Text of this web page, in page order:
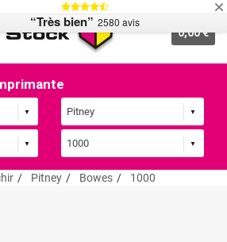
0,00 €
Pitney Bowes 1000
“Très bien” 2580 avis